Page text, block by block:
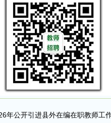
年公开引进县外在编在职教师工